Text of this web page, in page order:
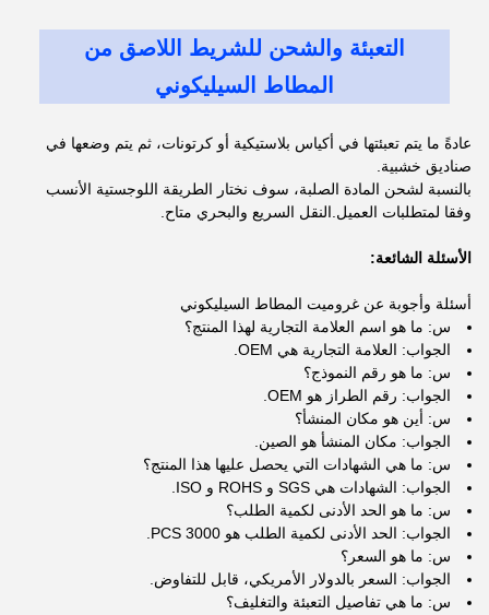
التعبئة والشحن للشريط اللاصق من
المطاط السيليكوني
عادةً ما يتم تعبئتها في أكياس بلاستيكية أو كرتونات، ثم يتم وضعها في
صناديق خشبية.
بالنسبة لشحن المادة الصلبة، سوف نختار الطريقة اللوجستية الأنسب
وفقا لمتطلبات العميل.النقل السريع والبحري متاح.
الأسئلة الشائعة:
أسئلة وأجوبة عن غروميت المطاط السيليكوني
س: ما هو اسم العلامة التجارية لهذا المنتج؟
الجواب: العلامة التجارية هي OEM.
س: ما هو رقم النموذج؟
الجواب: رقم الطراز هو OEM.
س: أين هو مكان المنشأ؟
الجواب: مكان المنشأ هو الصين.
س: ما هي الشهادات التي يحصل عليها هذا المنتج؟
الجواب: الشهادات هي SGS و ROHS و ISO.
س: ما هو الحد الأدنى لكمية الطلب؟
الجواب: الحد الأدنى لكمية الطلب هو 3000 PCS.
س: ما هو السعر؟
الجواب: السعر بالدولار الأمريكي، قابل للتفاوض.
س: ما هي تفاصيل التعبئة والتغليف؟